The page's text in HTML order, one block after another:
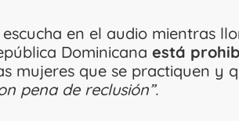
escucha en el audio mientras
Dominicana está
mujeres que se practiquen y
pena de reclusión”.